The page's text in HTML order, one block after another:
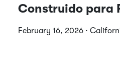
Construido para
February 16, 2026 ·